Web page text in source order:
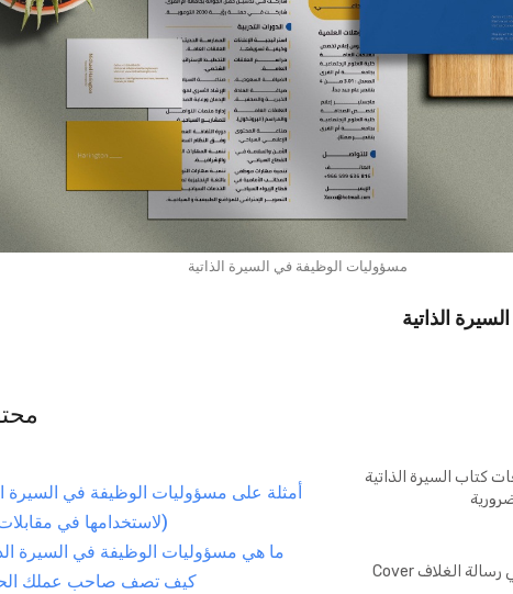
مسؤوليات الوظيفة في السيرة الذاتية
الذاتية
كتاب السيرة الذاتية
ماذا تضع في رسالة الغلاف Cover
أمثلة على مسؤوليات الوظيفة في السيرة
(لاستخدامها في
ما هي مسؤوليات الوظيفة في السيرة
كيف تصف صاحب عملك